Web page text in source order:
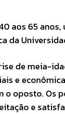
aos 65
da
de meia-
e
oposto. Os
e